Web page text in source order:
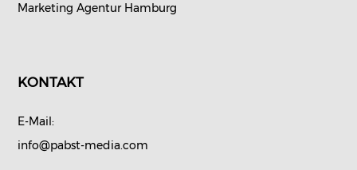
Marketing Agentur Hamburg
KONTAKT
E-Mail:
info@pabst-media.com